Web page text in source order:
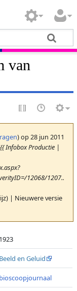
van
)op 28 jun 2011
Infobox Productie |
12068/1207..
| Nieuwere versie
1923
Beeld en Geluid
bioscoopjournaal